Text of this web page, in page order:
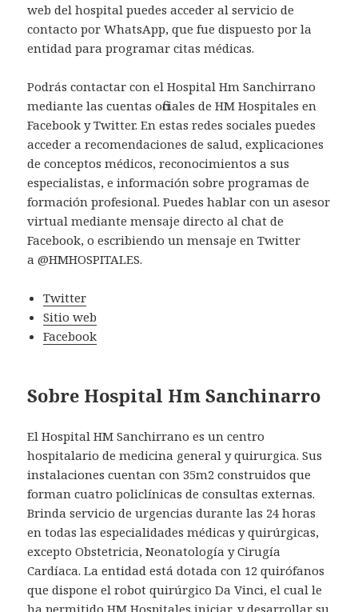
web del hospital puedes acceder al servicio de
contacto por WhatsApp, que fue dispuesto por la
entidad para programar citas médicas.
Podrás contactar con el Hospital Hm Sanchirrano
mediante las cuentas oficiales de HM Hospitales en
Facebook y Twitter. En estas redes sociales puedes
acceder a recomendaciones de salud, explicaciones
de conceptos médicos, reconocimientos a sus
especialistas, e información sobre programas de
formación profesional. Puedes hablar con un asesor
virtual mediante mensaje directo al chat de
Facebook, o escribiendo un mensaje en Twitter
a @HMHOSPITALES.
Twitter
Sitio web
Facebook
Sobre Hospital Hm Sanchinarro
El Hospital HM Sanchirrano es un centro
hospitalario de medicina general y quirurgica. Sus
instalaciones cuentan con 35m2 construidos que
forman cuatro policlínicas de consultas externas.
Brinda servicio de urgencias durante las 24 horas
en todas las especialidades médicas y quirúrgicas,
excepto Obstetricia, Neonatología y Cirugía
Cardíaca. La entidad está dotada con 12 quirófanos
que dispone el robot quirúrgico Da Vinci, el cual le